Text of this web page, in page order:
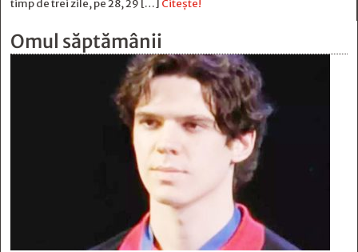
timp de trei zile, pe 28, 29 […] Citește!
Omul săptămânii